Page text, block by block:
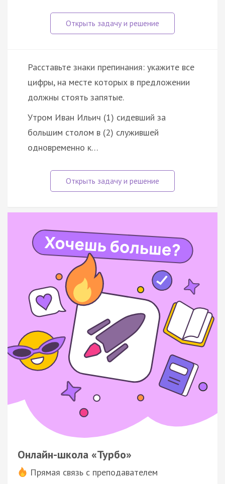
Расставьте знаки препинания: укажите все
цифры, на месте которых в предложении
должны стоять запятые.
Утром Иван Ильич (1) сидевший за
большим столом в (2) служившей
одновременно к…
Онлайн-школа «Турбо»
Прямая связь с преподавателем